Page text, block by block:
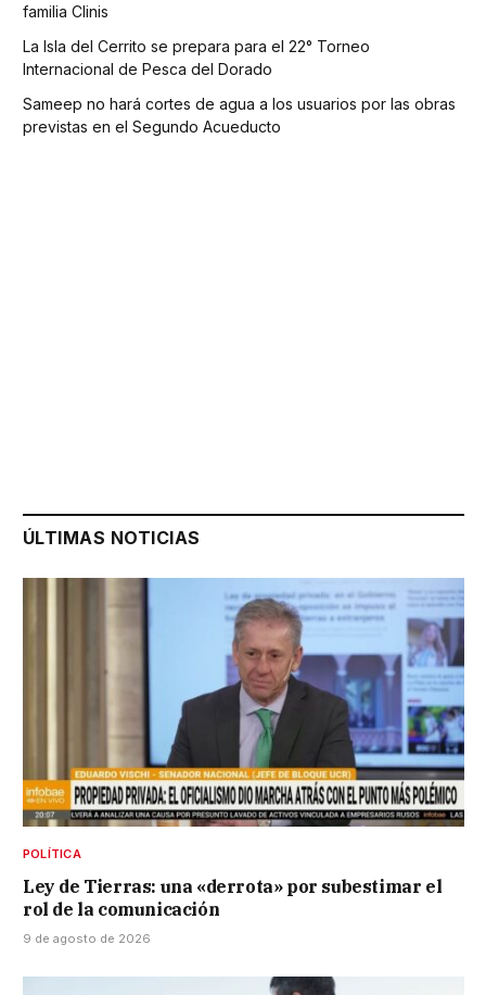
familia Clinis
La Isla del Cerrito se prepara para el 22° Torneo
Internacional de Pesca del Dorado
Sameep no hará cortes de agua a los usuarios por las obras
previstas en el Segundo Acueducto
ÚLTIMAS NOTICIAS
POLÍTICA
Ley de Tierras: una «derrota» por subestimar el
rol de la comunicación
9 de agosto de 2026